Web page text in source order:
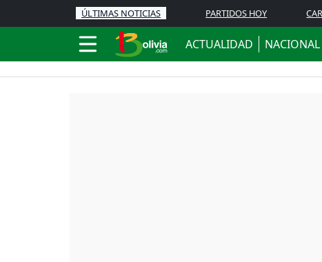
ÚLTIMAS NOTICIAS PARTIDOS HOY
ACTUALIDAD NACIONAL